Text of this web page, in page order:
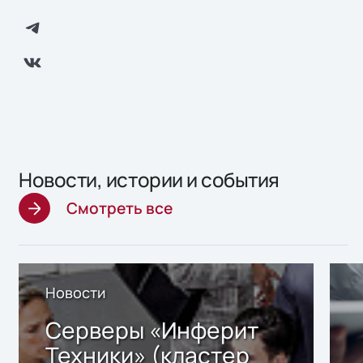
Новости, истории и события
Смотреть все
Новости
Серверы «Инферит
Техники» (кластер